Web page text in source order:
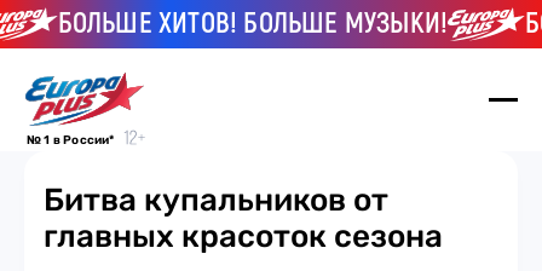
БОЛЬШЕ ХИТОВ! БОЛЬШЕ МУЗЫКИ!
№ 1 в России*
Битва купальников от
главных красоток сезона